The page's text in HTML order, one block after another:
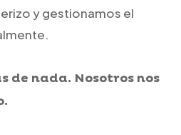
y gestionamos el
de nada. Nosotros nos